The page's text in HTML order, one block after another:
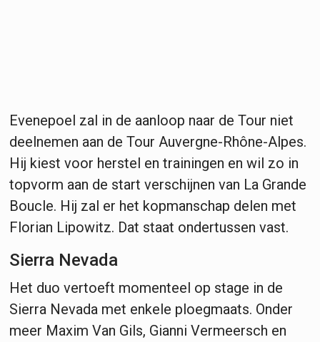
Evenepoel zal in de aanloop naar de Tour niet
deelnemen aan de Tour Auvergne-Rhône-Alpes.
Hij kiest voor herstel en trainingen en wil zo in
topvorm aan de start verschijnen van La Grande
Boucle. Hij zal er het kopmanschap delen met
Florian Lipowitz. Dat staat ondertussen vast.
Sierra Nevada
Het duo vertoeft momenteel op stage in de
Sierra Nevada met enkele ploegmaats. Onder
meer Maxim Van Gils, Gianni Vermeersch en